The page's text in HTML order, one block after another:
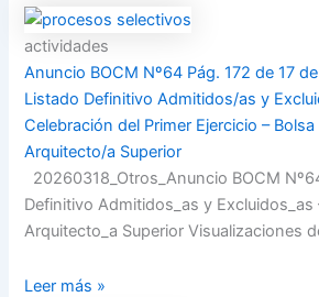
actividades
Anuncio BOCM Nº64 Pág. 172 de 17
Listado Definitivo Admitidos/as y
Celebración del Primer Ejercicio –
Arquitecto/a Superior
20260318_Otros_Anuncio BOCM
Definitivo Admitidos_as y Excluidos_as
Arquitecto_a Superior Visualizaciones
Leer más »